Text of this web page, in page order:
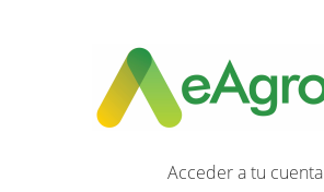
Acceder a tu cuenta